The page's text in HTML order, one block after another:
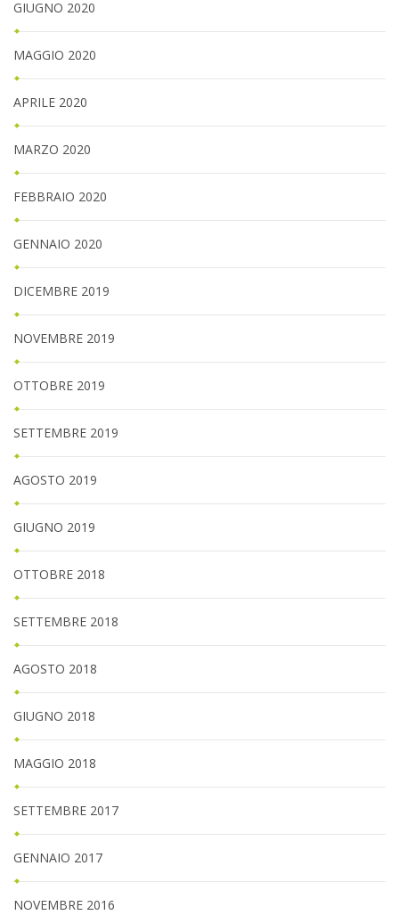
GIUGNO 2020
MAGGIO 2020
APRILE 2020
MARZO 2020
FEBBRAIO 2020
GENNAIO 2020
DICEMBRE 2019
NOVEMBRE 2019
OTTOBRE 2019
SETTEMBRE 2019
AGOSTO 2019
GIUGNO 2019
OTTOBRE 2018
SETTEMBRE 2018
AGOSTO 2018
GIUGNO 2018
MAGGIO 2018
SETTEMBRE 2017
GENNAIO 2017
NOVEMBRE 2016